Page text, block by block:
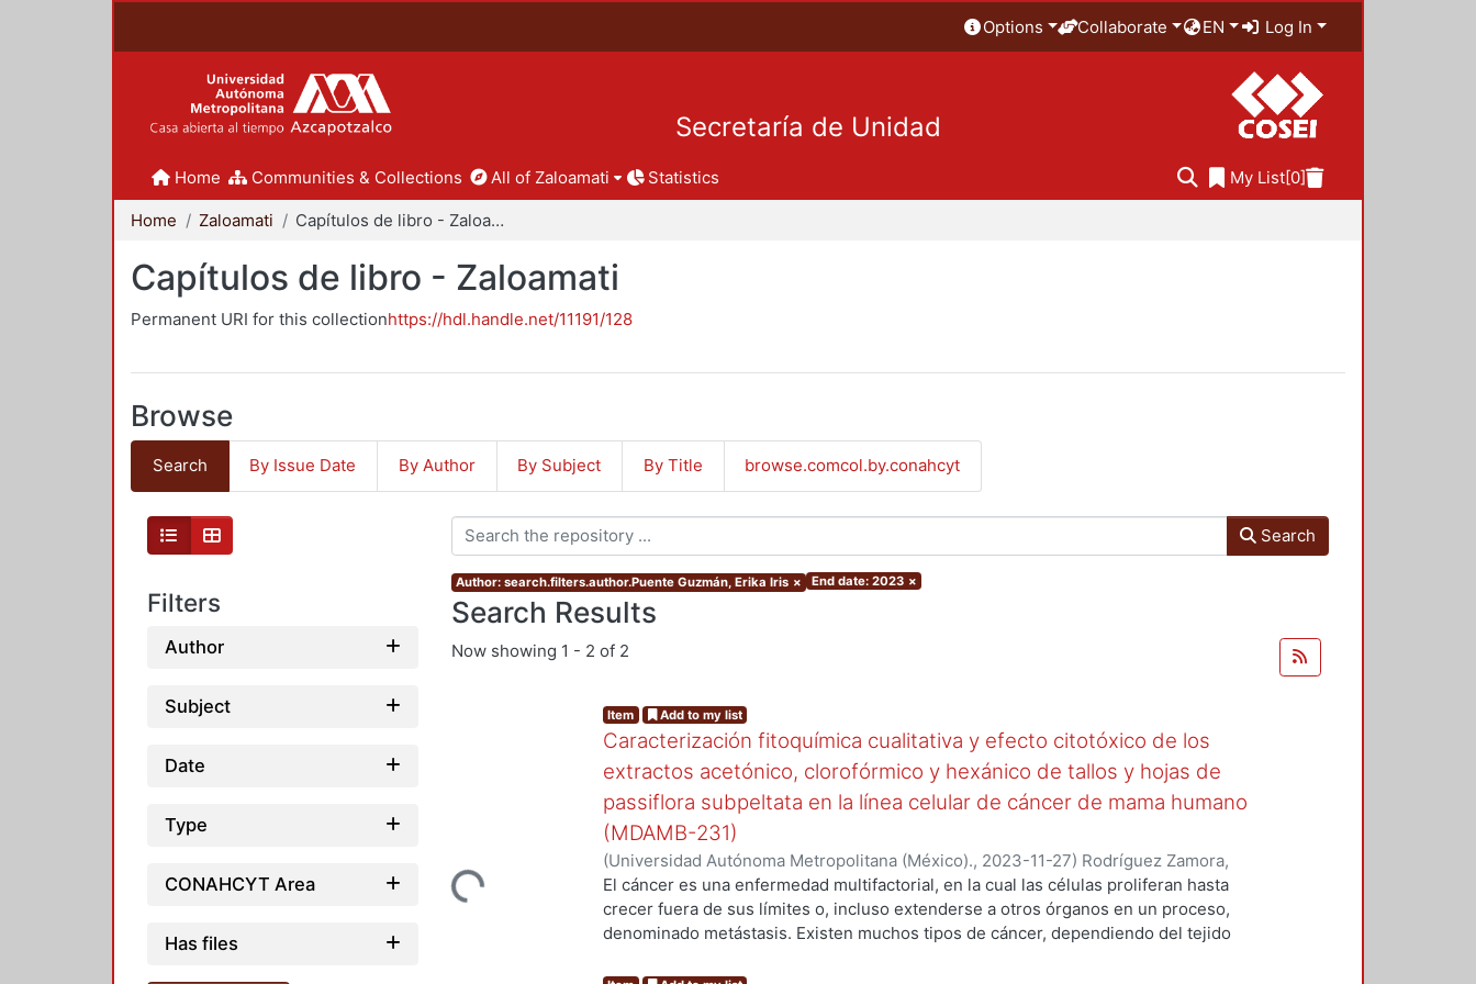
Options Collaborate EN Log In
Secretaría de Unidad
Home Communities & Collections All of Zaloamati Statistics My List[0]
Home Zaloamati Capítulos de libro - Zaloamati
Capítulos de libro - Zaloamati
Permanent URI for this collectionhttps://hdl.handle.net/11191/128
Browse
Search By Issue Date By Author By Subject By Title browse.comcol.by.conahcyt
Filters
Author
Subject
Date
Type
CONAHCYT Area
Has files
Search
Author: search.filters.author.Puente Guzmán, Erika Iris × End date: 2023 ×
Search Results
Now showing 1 - 2 of 2
Loading...
Item Add to my list
Caracterización fitoquímica cualitativa y efecto citotóxico de los
extractos acetónico, clorofórmico y hexánico de tallos y hojas de
passiflora subpeltata en la línea celular de cáncer de mama humano
(MDAMB-231)
(Universidad Autónoma Metropolitana (México)., 2023-11-27) Rodríguez Zamora,
Andrea;Puente Guzmán, Erika Iris;Gómez Lagunas, Froylan Miguel;Rivera Becerril,
Ernesto
El cáncer es una enfermedad multifactorial, en la cual las células proliferan hasta
crecer fuera de sus límites o, incluso extenderse a otros órganos en un proceso,
denominado metástasis. Existen muchos tipos de cáncer, dependiendo del tejido